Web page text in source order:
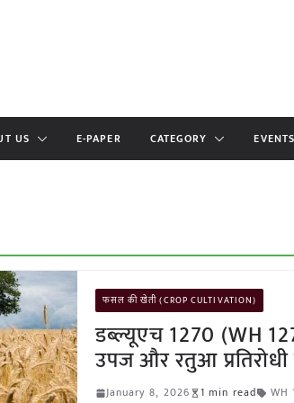
US E-PAPER CATEGORY EVENTS
फसल की खेती (CROP CULTIVATION)
डब्ल्यूएच 1270 (WH
उपज और रतुआ
January 8, 2026 1 min read WH